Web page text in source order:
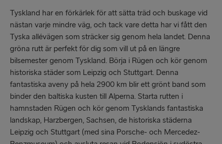
Tyskland har en förkärlek för att sätta träd och buskage vid
nästan varje mindre väg, och tack vare detta har vi fått den
Tyska allévägen som sträcker sig genom hela landet. Denna
gröna rutt är perfekt för dig som vill ut på en längre
bilsemester genom Tyskland. Börja i Rügen och kör genom
historiska städer som Leipzig och Stuttgart. Denna
fantastiska aveny på hela 2900 km blir ett grönt band som
binder den baltiska kusten till Alperna. Starta rutten i
hamnstaden Rügen och kör genom Tysklands fantastiska
landskap, Harzbergen, Sachsen, de historiska städerna
Leipzig och Stuttgart (med sina Porsche- och Mercedez-